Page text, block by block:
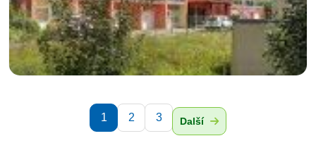
1 2 3 Další